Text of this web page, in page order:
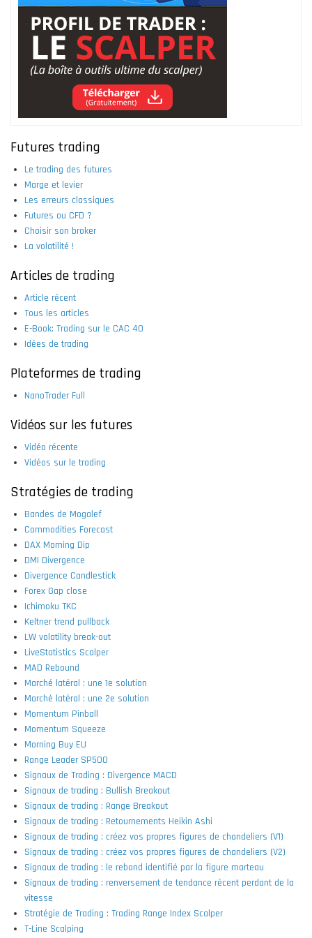
Futures trading
Le trading des futures
Marge et levier
Les erreurs classiques
Futures ou CFD ?
Choisir son broker
La volatilité !
Articles de trading
Article récent
Tous les articles
E-Book: Trading sur le CAC 40
Idées de trading
Plateformes de trading
NanoTrader Full
Vidéos sur les futures
Vidéo récente
Vidéos sur le trading
Stratégies de trading
Bandes de Mogalef
Commodities Forecast
DAX Morning Dip
DMI Divergence
Divergence Candlestick
Forex Gap close
Ichimoku TKC
Keltner trend pullback
LW volatility break-out
LiveStatistics Scalper
MAD Rebound
Marché latéral : une 1e solution
Marché latéral : une 2e solution
Momentum Pinball
Momentum Squeeze
Morning Buy EU
Range Leader SP500
Signaux de Trading : Divergence MACD
Signaux de trading : Bullish Breakout
Signaux de trading : Range Breakout
Signaux de trading : Retournements Heikin Ashi
Signaux de trading : créez vos propres figures de chandeliers (V1)
Signaux de trading : créez vos propres figures de chandeliers (V2)
Signaux de trading : le rebond identifié par la figure marteau
Signaux de trading : renversement de tendance récent perdant de la
vitesse
Stratégie de Trading : Trading Range Index Scalper
T-Line Scalping